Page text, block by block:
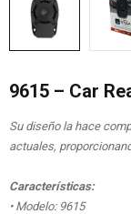
9615 – Car
Su diseño la hace
actuales,
Características:
• Modelo: 9615